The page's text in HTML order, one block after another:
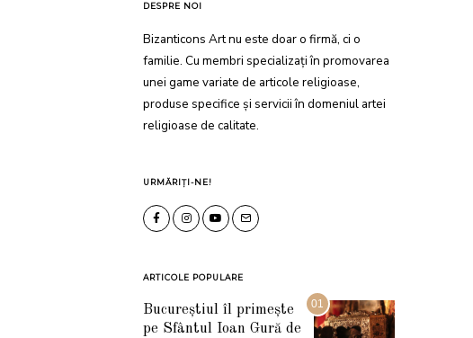
DESPRE NOI
Bizanticons Art nu este doar o firmă, ci o
familie. Cu membri specializați în promovarea
unei game variate de articole religioase,
produse specifice și servicii în domeniul artei
religioase de calitate.
URMĂRIȚI-NE!
ARTICOLE POPULARE
01
Bucureștiul îl primește
pe Sfântul Ioan Gură de